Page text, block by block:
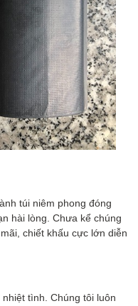
túi niêm phong đóng
hài lòng. Chưa kể chúng
chiết khấu cực lớn diễn
tình. Chúng tôi luôn